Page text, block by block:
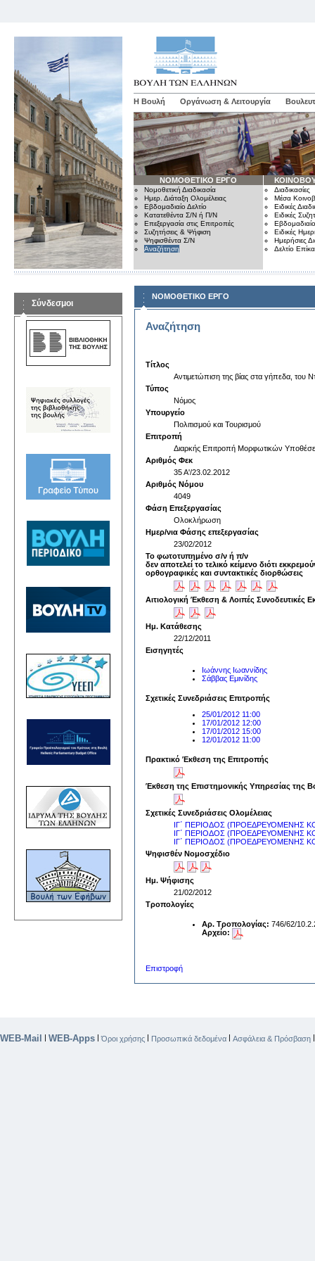
Η Βουλή Οργάνωση & Λειτουργία
ΝΟΜΟΘΕΤΙΚΟ ΕΡΓΟ
Νομοθετική Διαδικασία
Ημερ. Διάταξη Ολομέλειας
Εβδομαδιαίο Δελτίο
Κατατεθέντα Σ/Ν ή Π/Ν
Επεξεργασία στις Επιτροπές
Συζητήσεις & Ψήφιση
Ψηφισθέντα Σ/Ν
Αναζήτηση
Διαδικασίες
Μέσα
Ειδικές
Ειδικές
Εβδομαδιαίο
Ειδικές
Ημερήσιες
Δελτίο
Σύνδεσμοι
ΝΟΜΟΘΕΤΙΚΟ ΕΡΓΟ
Αναζήτηση
Τίτλος
Aντιμετώπιση της βίας στα γήπεδα, του
Τύπος
Νόμος
Υπουργείο
Πολιτισμού και Τουρισμού
Επιτροπή
Διαρκής Επιτροπή Μορφωτικών
Αριθμός Φεκ
35 Α'/23.02.2012
Αριθμός Νόμου
4049
Φάση Επεξεργασίας
Ολοκλήρωση
Ημερ/νια Φάσης επεξεργασίας
23/02/2012
Το φωτοτυπημένο σ/ν ή π/ν
δεν αποτελεί το τελικό κείμενο διότι
ορθογραφικές και συντακτικές διορθώσεις
Αιτιολογική Έκθεση & Λοιπές Συνοδευτικές
Ημ. Κατάθεσης
22/12/2011
Εισηγητές
Ιωάννης Ιωαννίδης
Σάββας Εμινίδης
Σχετικές Συνεδριάσεις Επιτροπής
25/01/2012 11:00
17/01/2012 12:00
17/01/2012 15:00
12/01/2012 11:00
Πρακτικό Έκθεση της Επιτροπής
Έκθεση της Επιστημονικής Υπηρεσίας της
Σχετικές Συνεδριάσεις Ολομέλειας
ΙΓ΄ ΠΕΡΙΟΔΟΣ (ΠΡΟΕΔΡΕΥΟΜΕΝΗΣ
ΙΓ΄ ΠΕΡΙΟΔΟΣ (ΠΡΟΕΔΡΕΥΟΜΕΝΗΣ
ΙΓ΄ ΠΕΡΙΟΔΟΣ (ΠΡΟΕΔΡΕΥΟΜΕΝΗΣ
Ψηφισθέν Νομοσχέδιο
Ημ. Ψήφισης
21/02/2012
Τροπολογίες
Αρ. Τροπολογίας: 746/62/
Αρχείο:
Επιστροφή
WEB-Mail | WEB-Apps |Όροι χρήσης | Προσωπικά δεδομένα | Ασφάλεια & Πρόσβαση